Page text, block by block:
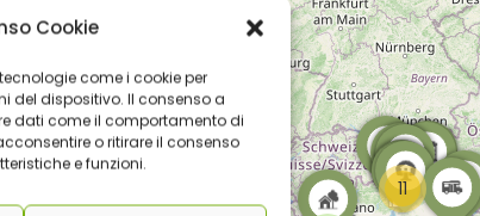
Cookie
come i cookie per
del dispositivo. Il consenso a
dati come il comportamento di
o ritirare il consenso
e funzioni.
11